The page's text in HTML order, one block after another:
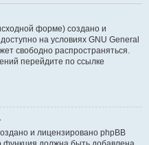
форме) создано и
на условиях GNU General
свободно распространяться.
перейдите по ссылке
и лицензировано phpBB